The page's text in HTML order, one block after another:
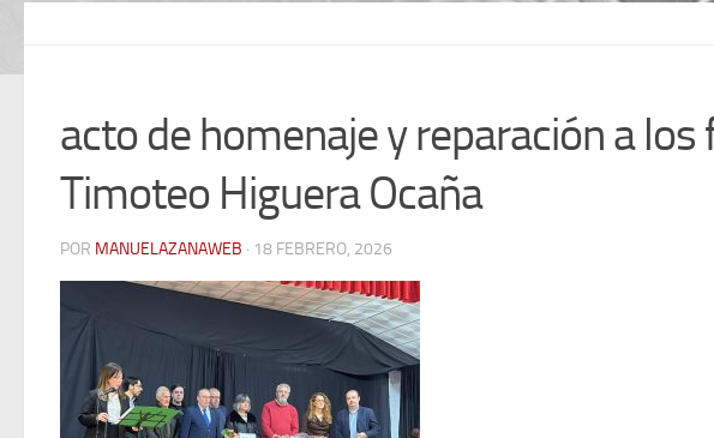
acto de homenaje y reparación a
Timoteo Higuera Ocaña
POR MANUELAZANAWEB · 18 FEBRERO, 2026